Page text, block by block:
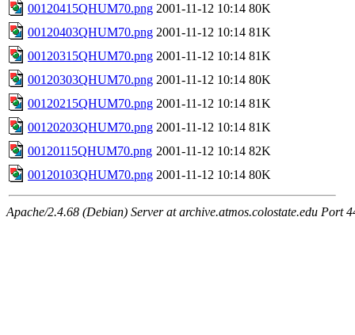
00120415QHUM70.png 2001-11-12 10:14 80K
00120403QHUM70.png 2001-11-12 10:14 81K
00120315QHUM70.png 2001-11-12 10:14 81K
00120303QHUM70.png 2001-11-12 10:14 80K
00120215QHUM70.png 2001-11-12 10:14 81K
00120203QHUM70.png 2001-11-12 10:14 81K
00120115QHUM70.png 2001-11-12 10:14 82K
00120103QHUM70.png 2001-11-12 10:14 80K
Apache/2.4.68 (Debian) Server at archive.atmos.colostate.edu Port